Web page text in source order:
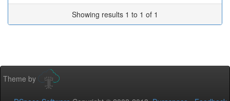
Showing results 1 to 1 of 1
Theme by